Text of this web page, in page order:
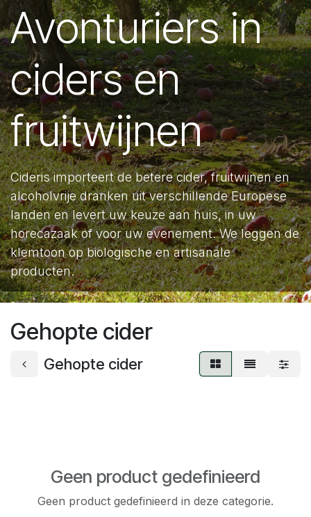
Avonturiers in
ciders en
fruitwijnen
Cideris importeert de betere cider, fruitwijnen en
alcoholvrije dranken uit verschillende Europese
landen en levert uw keuze aan huis, in uw
horecazaak of voor uw evenement. We leggen de
klemtoon op biologische en artisanale
producten.
Gehopte cider
Gehopte cider
Geen product gedefinieerd
Geen product gedefinieerd in deze categorie.